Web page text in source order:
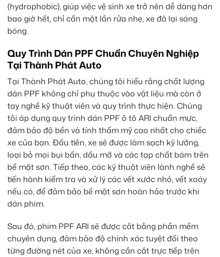
(hydrophobic), giúp việc vệ sinh xe trở nên dễ dàng hơn
bao giờ hết, chỉ cần một lần rửa nhẹ, xe đã lại sáng
bóng.
Quy Trình Dán PPF Chuẩn Chuyên Nghiệp
Tại Thành Phát Auto
Tại Thành Phát Auto, chúng tôi hiểu rằng chất lượng
dán PPF không chỉ phụ thuộc vào vật liệu mà còn ở
tay nghề kỹ thuật viên và quy trình thực hiện. Chúng
tôi áp dụng quy trình dán PPF ô tô ARI chuẩn mực,
đảm bảo độ bền và tính thẩm mỹ cao nhất cho chiếc
xe của bạn. Đầu tiên, xe sẽ được làm sạch kỹ lưỡng,
loại bỏ mọi bụi bẩn, dầu mỡ và các tạp chất bám trên
bề mặt sơn. Tiếp theo, các kỹ thuật viên lành nghề sẽ
tiến hành kiểm tra và xử lý các vết xước nhỏ, vết xoáy
nếu có, để đảm bảo bề mặt sơn hoàn hảo trước khi
dán phim.
Sau đó, phim PPF ARI sẽ được cắt bằng phần mềm
chuyên dụng, đảm bảo độ chính xác tuyệt đối theo
từng đường nét của xe, không cần cắt trực tiếp trên